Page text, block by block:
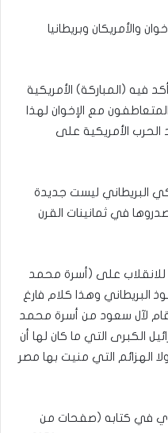
والأمريكان وبريطانيا
فيه (المباركة) الأمريكية
هلل المتعاطفون مع الإخوان لهذا
الحرب الأمريكية على
البريطاني ليست جديدة
في ثمانينات القرن
للانقلاب على (أسرة محمد
البريطاني وهذا كلام فارغ
لآل سعود من أسرة محمد
الكبرى التي ما كان لها أن
الهزائم التي منيت بها مصر
في كتابه (صفحات من